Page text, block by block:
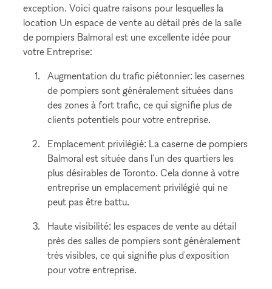
exception. Voici quatre raisons pour lesquelles la
location Un espace de vente au détail près de la salle
de pompiers Balmoral est une excellente idée pour
votre Entreprise:
Augmentation du trafic piétonnier: les casernes
de pompiers sont généralement situées dans
des zones à fort trafic, ce qui signifie plus de
clients potentiels pour votre entreprise.
Emplacement privilégié: La caserne de pompiers
Balmoral est située dans l'un des quartiers les
plus désirables de Toronto. Cela donne à votre
entreprise un emplacement privilégié qui ne
peut pas être battu.
Haute visibilité: les espaces de vente au détail
près des salles de pompiers sont généralement
très visibles, ce qui signifie plus d'exposition
pour votre entreprise.